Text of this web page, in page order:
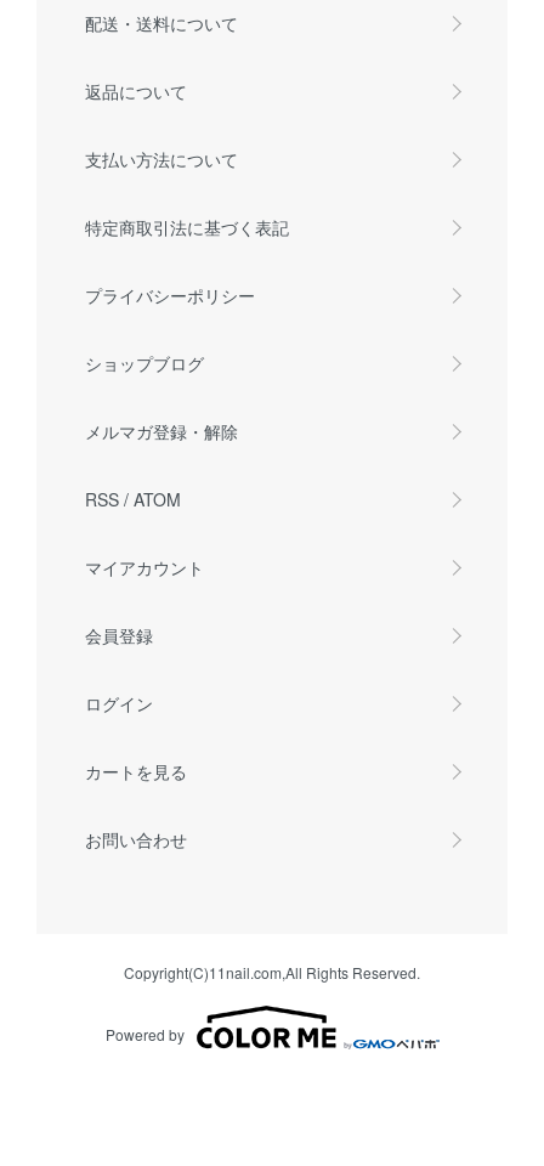
配送・送料について
返品について
支払い方法について
特定商取引法に基づく表記
プライバシーポリシー
ショップブログ
メルマガ登録・解除
RSS / ATOM
マイアカウント
会員登録
ログイン
カートを見る
お問い合わせ
Copyright(C)11nail.com,All Rights Reserved.
Powered by